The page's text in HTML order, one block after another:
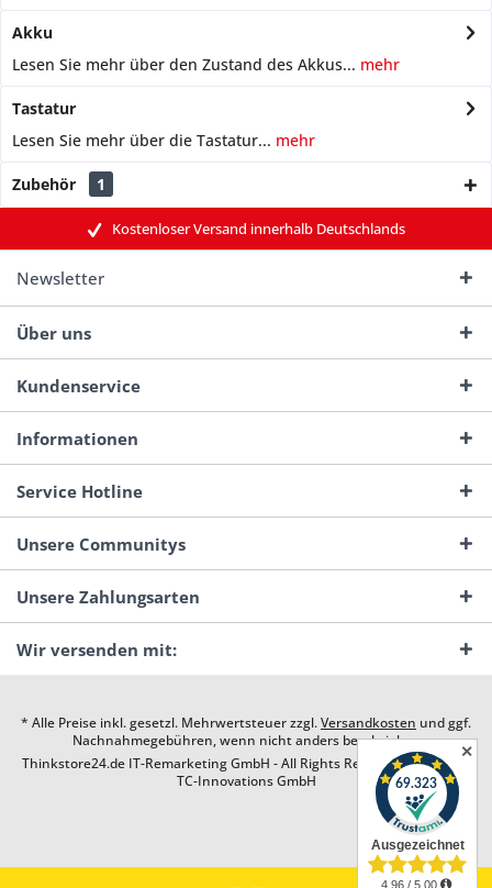
Akku
Lesen Sie mehr über den Zustand des Akkus... mehr
Tastatur
Lesen Sie mehr über die Tastatur... mehr
Zubehör 1
Kostenloser Versand innerhalb Deutschlands
Newsletter
Über uns
Kundenservice
Informationen
Service Hotline
Unsere Communitys
Unsere Zahlungsarten
Wir versenden mit:
* Alle Preise inkl. gesetzl. Mehrwertsteuer zzgl.Versandkosten und ggf.
Nachnahmegebühren, wenn nicht anders beschrieben
Thinkstore24.de IT-Remarketing GmbH - All Rights Reserved. Design by
TC-Innovations GmbH
✕